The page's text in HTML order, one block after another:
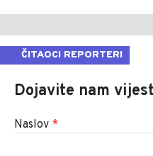
ČITAOCI REPORTERI
Dojavite nam vijest
Naslov *